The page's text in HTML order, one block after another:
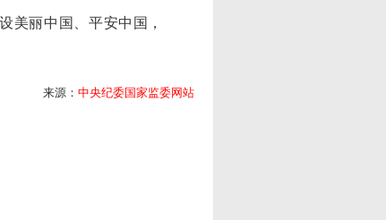
美丽中国、平安中国，
来源： 中央纪委国家监委网站